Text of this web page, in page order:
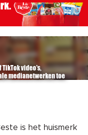
TikTok video's,
medianetwerken toe
is het huismerk